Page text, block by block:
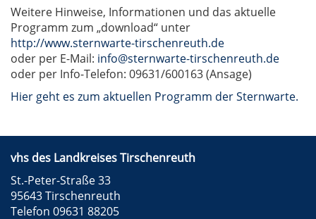
Weitere Hinweise, Informationen und das aktuelle
Programm zum „download“ unter
http://www.sternwarte-tirschenreuth.de
oder per E-Mail: info@sternwarte-tirschenreuth.de
oder per Info-Telefon: 09631/600163 (Ansage)
Hier geht es zum aktuellen Programm der Sternwarte.
vhs des Landkreises Tirschenreuth
St.-Peter-Straße 33
95643 Tirschenreuth
Telefon 09631 88205